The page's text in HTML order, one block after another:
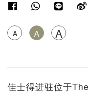
A A A
佳士得进驻位于